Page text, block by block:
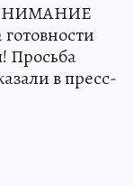
Просьба
в пресс-